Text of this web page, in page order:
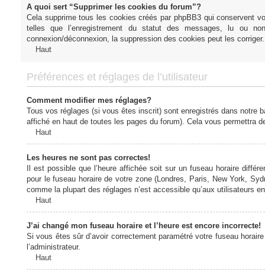
A quoi sert “Supprimer les cookies du forum”?
Cela supprime tous les cookies créés par phpBB3 qui conservent
telles que l’enregistrement du statut des messages, lu ou
connexion/déconnexion, la suppression des cookies peut les corriger.
Haut
Préférences et réglages de l’utilisateur
Comment modifier mes réglages?
Tous vos réglages (si vous êtes inscrit) sont enregistrés dans notre
affiché en haut de toutes les pages du forum). Cela vous permettra
Haut
Les heures ne sont pas correctes!
Il est possible que l’heure affichée soit sur un fuseau horaire
pour le fuseau horaire de votre zone (Londres, Paris, New York,
comme la plupart des réglages n’est accessible qu’aux utilisateurs
Haut
J’ai changé mon fuseau horaire et l’heure est encore incorrecte!
Si vous êtes sûr d’avoir correctement paramétré votre fuseau
l’administrateur.
Haut